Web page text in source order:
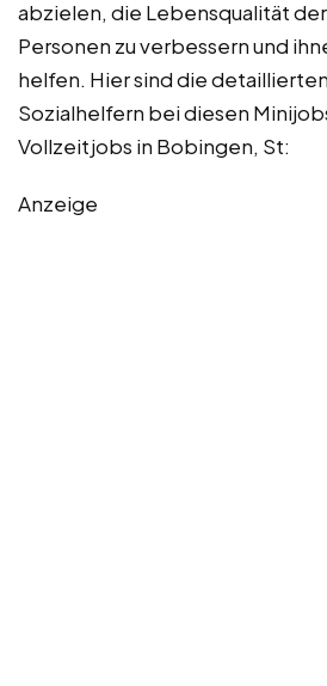
abzielen, die Lebensqualität
Personen zu verbessern und
helfen. Hier sind die
Sozialhelfern bei diesen
Vollzeitjobs in Bobingen, St:
Anzeige